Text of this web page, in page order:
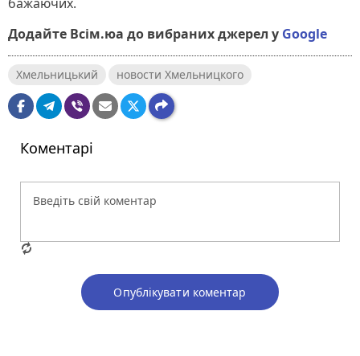
Додайте Всім.юа до вибраних джерел у Google
Хмельницький новости Хмельницкого
Коментарі
Опублікувати коментар